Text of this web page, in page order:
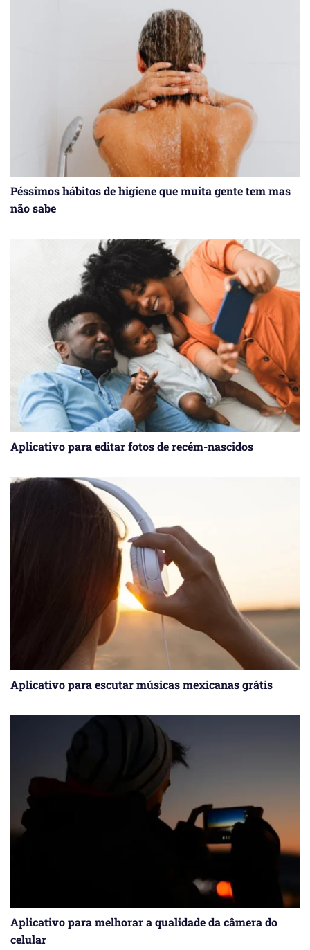
Péssimos hábitos de higiene que muita gente tem mas
não sabe
Aplicativo para editar fotos de recém-nascidos
Aplicativo para escutar músicas mexicanas grátis
Aplicativo para melhorar a qualidade da câmera do
celular